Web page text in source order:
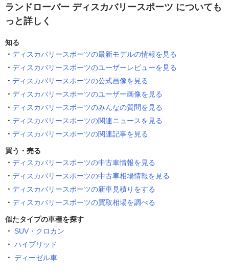
ランドローバー ディスカバリースポーツ についても
っと詳しく
知る
ディスカバリースポーツの最新モデルの情報を見る
ディスカバリースポーツのユーザーレビューを見る
ディスカバリースポーツの公式画像を見る
ディスカバリースポーツのユーザー画像を見る
ディスカバリースポーツのみんなの質問を見る
ディスカバリースポーツの関連ニュースを見る
ディスカバリースポーツの関連記事を見る
買う・売る
ディスカバリースポーツの中古車情報を見る
ディスカバリースポーツの中古車相場情報を見る
ディスカバリースポーツの新車見積りをする
ディスカバリースポーツの買取相場を調べる
似たタイプの車種を探す
SUV・クロカン
ハイブリッド
ディーゼル車